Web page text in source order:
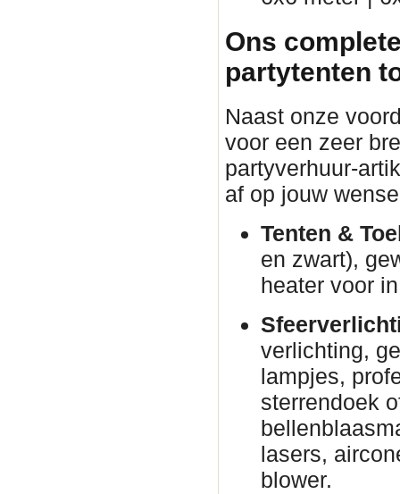
Ons
partytenten
Naast onze
voor een zeer
partyverhuur-
af op jouw
Tenten &
en zwart),
heater voor
verlichting,
lampjes,
sterrendoek
lasers,
blower.